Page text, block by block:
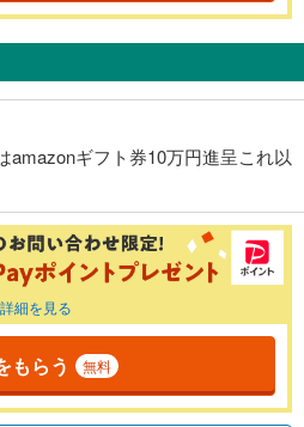
amazonギフト券10万円進呈これ以
詳細を見る
もらう 無料